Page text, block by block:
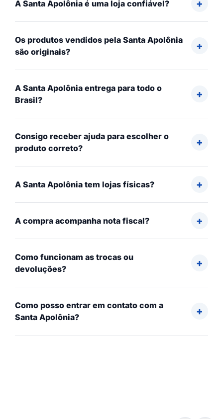
A Santa Apolônia é uma loja confiável?
Os produtos vendidos pela Santa Apolônia
são originais?
A Santa Apolônia entrega para todo o
Brasil?
Consigo receber ajuda para escolher o
produto correto?
A Santa Apolônia tem lojas físicas?
A compra acompanha nota fiscal?
Como funcionam as trocas ou
devoluções?
Como posso entrar em contato com a
Santa Apolônia?